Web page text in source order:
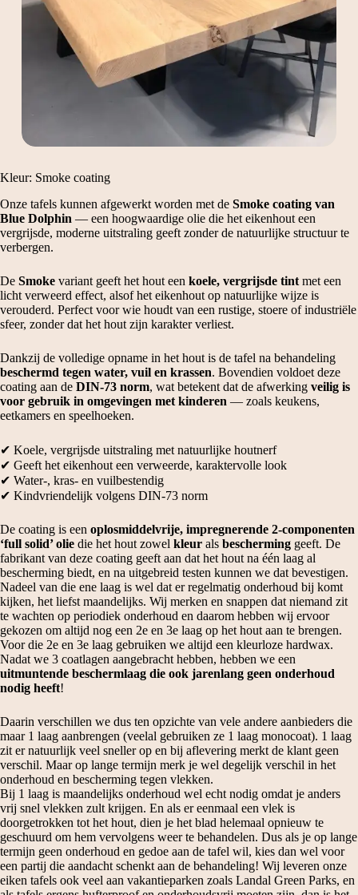
Kleur: Smoke coating
Onze tafels kunnen afgewerkt worden met de Smoke coating van
Blue Dolphin — een hoogwaardige olie die het eikenhout een
vergrijsde, moderne uitstraling geeft zonder de natuurlijke structuur te
verbergen.
De Smoke variant geeft het hout een koele, vergrijsde tint met een
licht verweerd effect, alsof het eikenhout op natuurlijke wijze is
verouderd. Perfect voor wie houdt van een rustige, stoere of industriële
sfeer, zonder dat het hout zijn karakter verliest.
Dankzij de volledige opname in het hout is de tafel na behandeling
beschermd tegen water, vuil en krassen. Bovendien voldoet deze
coating aan de DIN‑73 norm, wat betekent dat de afwerking veilig is
voor gebruik in omgevingen met kinderen — zoals keukens,
eetkamers en speelhoeken.
✔ Koele, vergrijsde uitstraling met natuurlijke houtnerf
✔ Geeft het eikenhout een verweerde, karaktervolle look
✔ Water-, kras- en vuilbestendig
✔ Kindvriendelijk volgens DIN‑73 norm
De coating is een oplosmiddelvrije, impregnerende 2‑componenten
‘full solid’ olie die het hout zowel kleur als bescherming geeft. De
fabrikant van deze coating geeft aan dat het hout na één laag al
bescherming biedt, en na uitgebreid testen kunnen we dat bevestigen.
Nadeel van die ene laag is wel dat er regelmatig onderhoud bij komt
kijken, het liefst maandelijks. Wij merken en snappen dat niemand zit
te wachten op periodiek onderhoud en daarom hebben wij ervoor
gekozen om altijd nog een 2e en 3e laag op het hout aan te brengen.
Voor die 2e en 3e laag gebruiken we altijd een kleurloze hardwax.
Nadat we 3 coatlagen aangebracht hebben, hebben we een
uitmuntende beschermlaag die ook jarenlang geen onderhoud
nodig heeft!
Daarin verschillen we dus ten opzichte van vele andere aanbieders die
maar 1 laag aanbrengen (veelal gebruiken ze 1 laag monocoat). 1 laag
zit er natuurlijk veel sneller op en bij aflevering merkt de klant geen
verschil. Maar op lange termijn merk je wel degelijk verschil in het
onderhoud en bescherming tegen vlekken.
Bij 1 laag is maandelijks onderhoud wel echt nodig omdat je anders
vrij snel vlekken zult krijgen. En als er eenmaal een vlek is
doorgetrokken tot het hout, dien je het blad helemaal opnieuw te
geschuurd om hem vervolgens weer te behandelen. Dus als je op lange
termijn geen onderhoud en gedoe aan de tafel wil, kies dan wel voor
een partij die aandacht schenkt aan de behandeling! Wij leveren onze
eiken tafels ook veel aan vakantieparken zoals Landal Green Parks, en